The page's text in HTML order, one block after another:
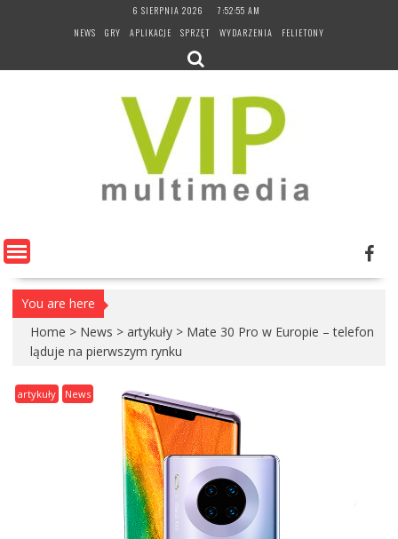
6 SIERPNIA 2026
7:52:56 AM
NEWS
GRY APLIKACJE SPRZĘT WYDARZENIA FELIETONY
You are here
Home > News > artykuły > Mate 30 Pro w Europie – telefon
ląduje na pierwszym rynku
artykuły News